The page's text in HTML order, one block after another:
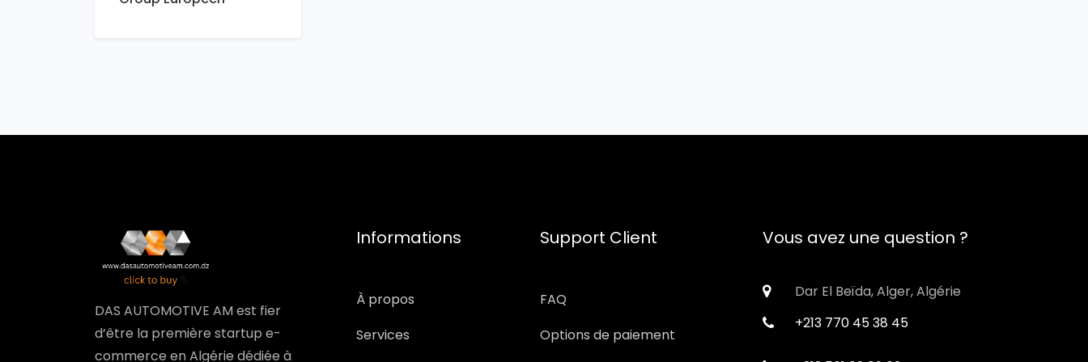
DAS AUTOMOTIVE AM est fier
d’être la première startup e-
commerce en Algérie dédiée à
Informations
À propos
Services
Support Client
FAQ
Options de paiement
Vous avez une question ?
Dar El Beïda, Alger, Algérie
+213 770 45 38 45